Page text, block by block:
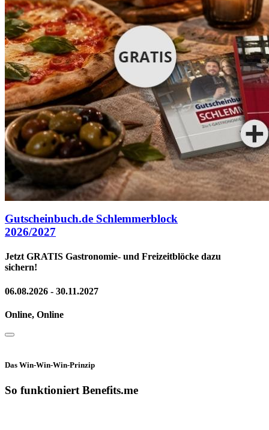
Gutscheinbuch.de Schlemmerblock
2026/2027
Jetzt GRATIS Gastronomie- und Freizeitblöcke dazu
sichern!
06.08.2026 - 30.11.2027
Online, Online
Das Win-Win-Win-Prinzip
So funktioniert Benefits.me